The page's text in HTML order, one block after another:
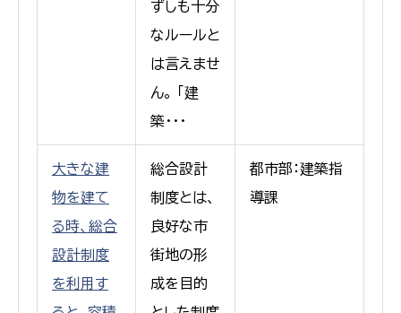
ずしも十分
なルールと
は言えませ
ん。 「建
築･･･
大きな建
物を建て
る時、総合
設計制度
を利用す
総合設計
制度とは、
良好な市
街地の形
成を目的
都市部：建築指
導課